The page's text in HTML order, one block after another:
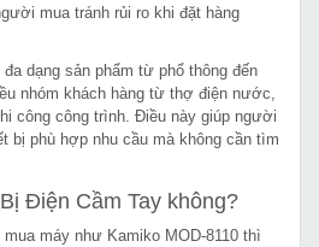
mua tránh rủi ro khi đặt hàng
dạng sản phẩm từ phổ thông đến
nhóm khách hàng từ thợ điện nước,
công công trình. Điều này giúp người
bị phù hợp nhu cầu mà không cần tìm
Điện Cầm Tay không?
máy như Kamiko MOD-8110 thì